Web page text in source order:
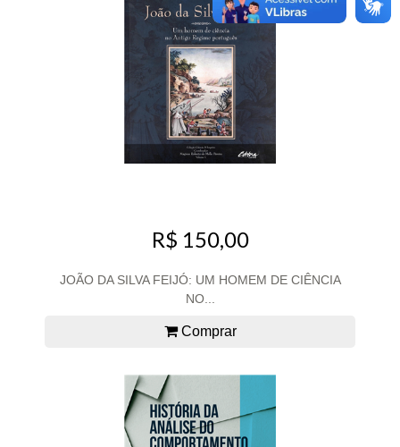
R$ 150,00
JOÃO DA SILVA FEIJÓ: UM HOMEM DE CIÊNCIA
NO...
Comprar